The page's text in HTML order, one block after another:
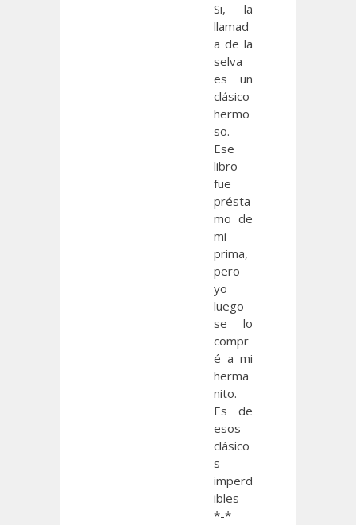
Si, la
llamad
a de la
selva
es un
clásico
hermo
so.
Ese
libro
fue
présta
mo de
mi
prima,
pero
yo
luego
se lo
compr
é a mi
herma
nito.
Es de
esos
clásico
s
imperd
ibles
*-*